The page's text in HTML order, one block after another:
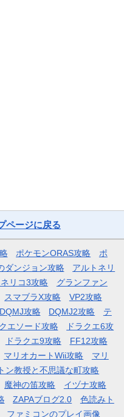
ページに戻る
ポケモンORAS攻略
ポ
ダンジョン攻略
アルトネリ
リコ3攻略
グランファン
スマブラX攻略
VP2攻略
DQMJ攻略 DQMJ2攻略
テ
エソード攻略
ドラクエ6攻
ドラクエ9攻略
FF12攻略
マリオカートWii攻略
マリ
ン教授と不思議な町攻略
魔神の笛攻略
イヅナ攻略
ZAPAブログ2.0
色読みト
ファミコンのプレイ画像